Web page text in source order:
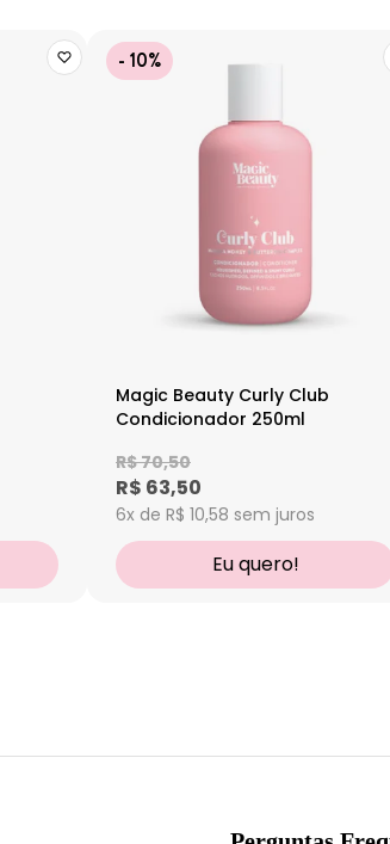
Magic Beauty Curly Club
Condicionador 250ml
R$ 70,50
R$ 63,50
6x de R$ 10,58 sem juros
Eu quero!
- 10%